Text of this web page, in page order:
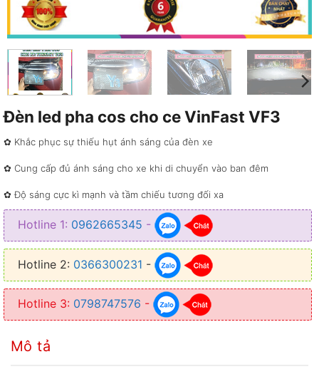
Đèn led pha cos cho ce VinFast VF3
✿ Khắc phục sự thiếu hụt ánh sáng của đèn xe
✿ Cung cấp đủ ánh sáng cho xe khi di chuyển vào ban đêm
✿ Độ sáng cực kì mạnh và tầm chiếu tương đối xa
✿ Giúp ánh sáng mạnh hơn gấp 3 lần so với ánh sáng zin
Hotline 1: 0962665345 -
Hotline 2: 0366300231 -
Hotline 3: 0798747576 -
Mô tả